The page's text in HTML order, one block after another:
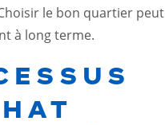
le bon quartier
à long terme.